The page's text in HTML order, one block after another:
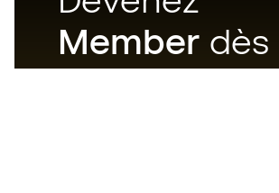
Member dès
maintenant